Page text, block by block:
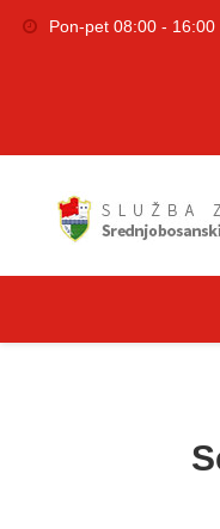
Pon-pet 08:00 - 16:00